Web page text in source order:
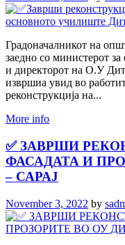
Градоначалникот на
заедно со министерот
и директорот на О.У
извршиа увид во
реконструкција на...
More info
✅ ЗАВРШИ
ФАСАДАТА И
– САРАЈ
November 3, 2022 by